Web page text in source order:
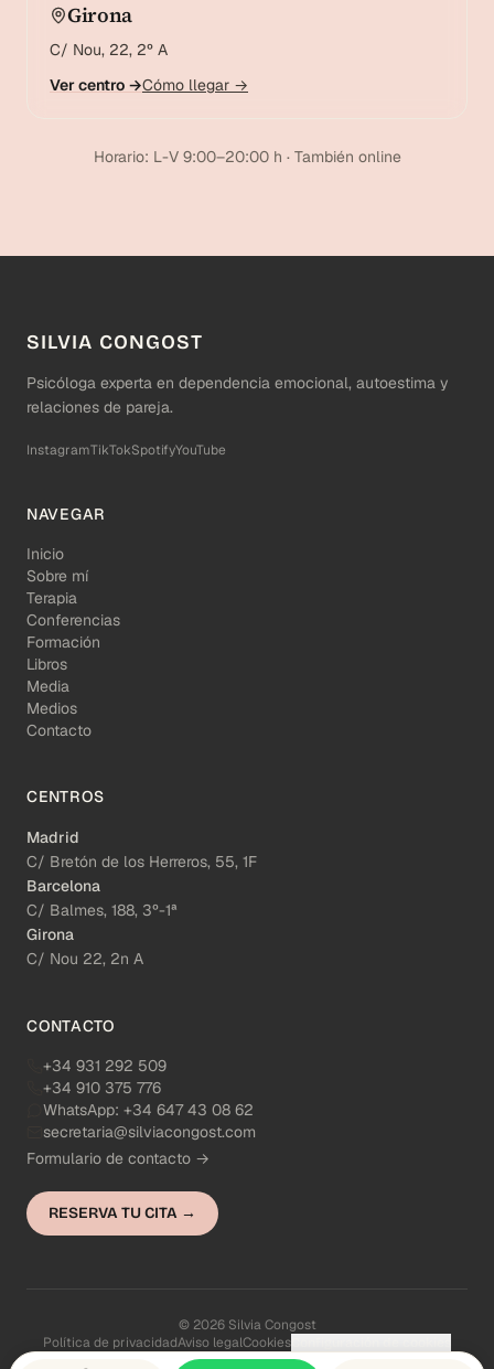
Girona
C/ Nou, 22, 2º A
Ver centro →Cómo llegar →
Horario: L-V 9:00–20:00 h · También online
SILVIA CONGOST
Psicóloga experta en dependencia emocional, autoestima y
relaciones de pareja.
InstagramTikTokSpotifyYouTube
NAVEGAR
Inicio
Sobre mí
Terapia
Conferencias
Formación
Libros
Media
Medios
Contacto
CENTROS
Madrid
C/ Bretón de los Herreros, 55, 1F
Barcelona
C/ Balmes, 188, 3º-1ª
Girona
C/ Nou 22, 2n A
CONTACTO
+34 931 292 509
+34 910 375 776
WhatsApp: +34 647 43 08 62
secretaria@silviacongost.com
Formulario de contacto →
RESERVA TU CITA →
© 2026 Silvia Congost
Política de privacidadAviso legalCookies